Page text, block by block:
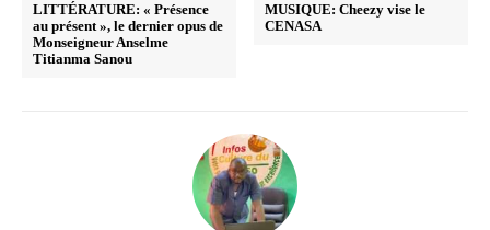
LITTÉRATURE: « Présence
au présent », le dernier opus de
Monseigneur Anselme
Titianma Sanou
MUSIQUE: Cheezy vise le
CENASA